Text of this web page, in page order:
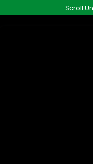
ke
Scroll